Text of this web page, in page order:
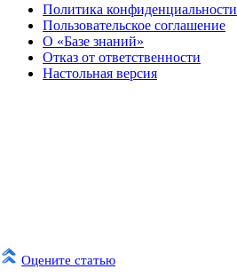
Оцените статью
Политика конфиденциальности
Пользовательское соглашение
О «Базе знаний»
Отказ от ответственности
Настольная версия